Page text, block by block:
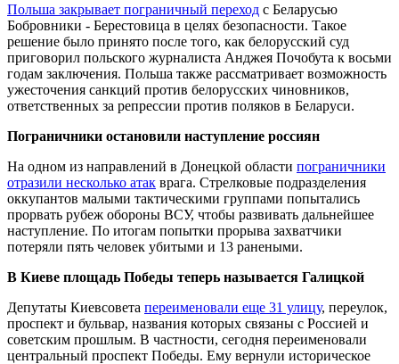
Польша закрывает пограничный переход с Беларусью
Бобровники - Берестовица в целях безопасности. Такое
решение было принято после того, как белорусский суд
приговорил польского журналиста Анджея Почобута к восьми
годам заключения. Польша также рассматривает возможность
ужесточения санкций против белорусских чиновников,
ответственных за репрессии против поляков в Беларуси.
Пограничники остановили наступление россиян
На одном из направлений в Донецкой области пограничники
отразили несколько атак врага. Стрелковые подразделения
оккупантов малыми тактическими группами попытались
прорвать рубеж обороны ВСУ, чтобы развивать дальнейшее
наступление. По итогам попытки прорыва захватчики
потеряли пять человек убитыми и 13 ранеными.
В Киеве площадь Победы теперь называется Галицкой
Депутаты Киевсовета переименовали еще 31 улицу, переулок,
проспект и бульвар, названия которых связаны с Россией и
советским прошлым. В частности, сегодня переименовали
центральный проспект Победы. Ему вернули историческое